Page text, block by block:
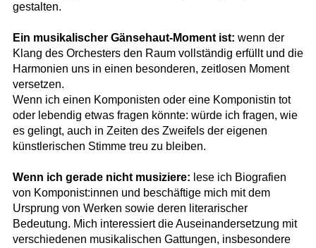
gestalten.
Ein musikalischer Gänsehaut-Moment ist: wenn der
Klang des Orchesters den Raum vollständig erfüllt und die
Harmonien uns in einen besonderen, zeitlosen Moment
versetzen.
Wenn ich einen Komponisten oder eine Komponistin tot
oder lebendig etwas fragen könnte: würde ich fragen, wie
es gelingt, auch in Zeiten des Zweifels der eigenen
künstlerischen Stimme treu zu bleiben.
Wenn ich gerade nicht musiziere: lese ich Biografien
von Komponist:innen und beschäftige mich mit dem
Ursprung von Werken sowie deren literarischer
Bedeutung. Mich interessiert die Auseinandersetzung mit
verschiedenen musikalischen Gattungen, insbesondere